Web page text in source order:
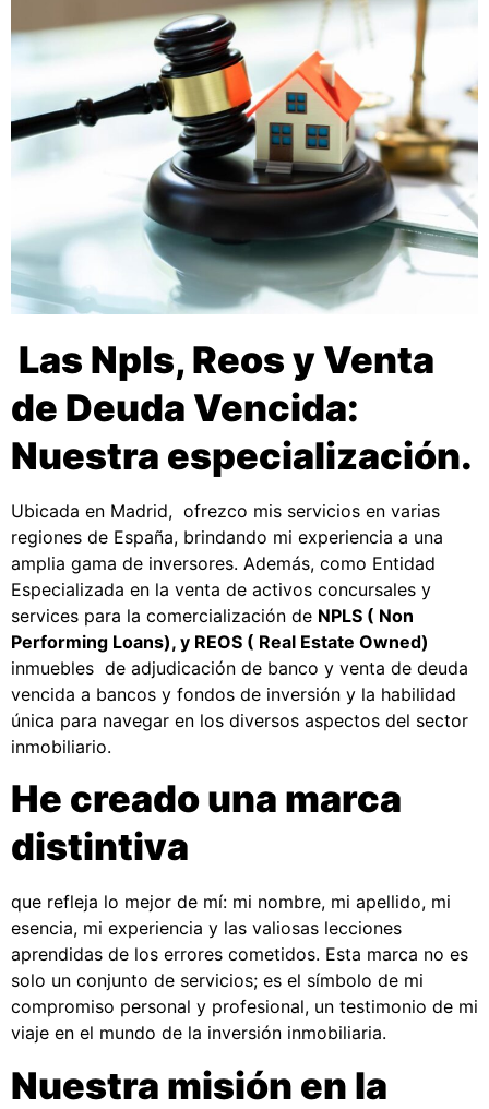
Las Npls, Reos y Venta
de Deuda Vencida:
Nuestra especialización.
Ubicada en Madrid, ofrezco mis servicios en varias
regiones de España, brindando mi experiencia a una
amplia gama de inversores. Además, como Entidad
Especializada en la venta de activos concursales y
services para la comercialización de NPLS ( Non
Performing Loans), y REOS ( Real Estate Owned)
inmuebles de adjudicación de banco y venta de deuda
vencida a bancos y fondos de inversión y la habilidad
única para navegar en los diversos aspectos del sector
inmobiliario.
He creado una marca
distintiva
que refleja lo mejor de mí: mi nombre, mi apellido, mi
esencia, mi experiencia y las valiosas lecciones
aprendidas de los errores cometidos. Esta marca no es
solo un conjunto de servicios; es el símbolo de mi
compromiso personal y profesional, un testimonio de mi
viaje en el mundo de la inversión inmobiliaria.
Nuestra misión en la